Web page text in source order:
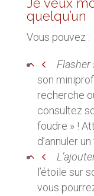
Je veux
quelqu’un
Vous pouvez :
Flasher
son
recherche
consultez
foudre » !
d’annuler un
l’étoile sur
vous